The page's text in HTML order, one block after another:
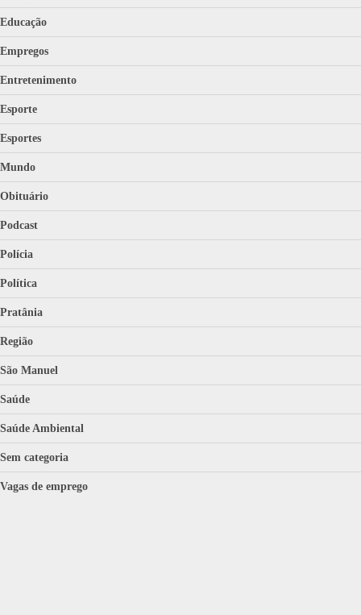
Educação
Empregos
Entretenimento
Esporte
Esportes
Mundo
Obituário
Podcast
Polícia
Política
Pratânia
Região
São Manuel
Saúde
Saúde Ambiental
Sem categoria
Vagas de emprego